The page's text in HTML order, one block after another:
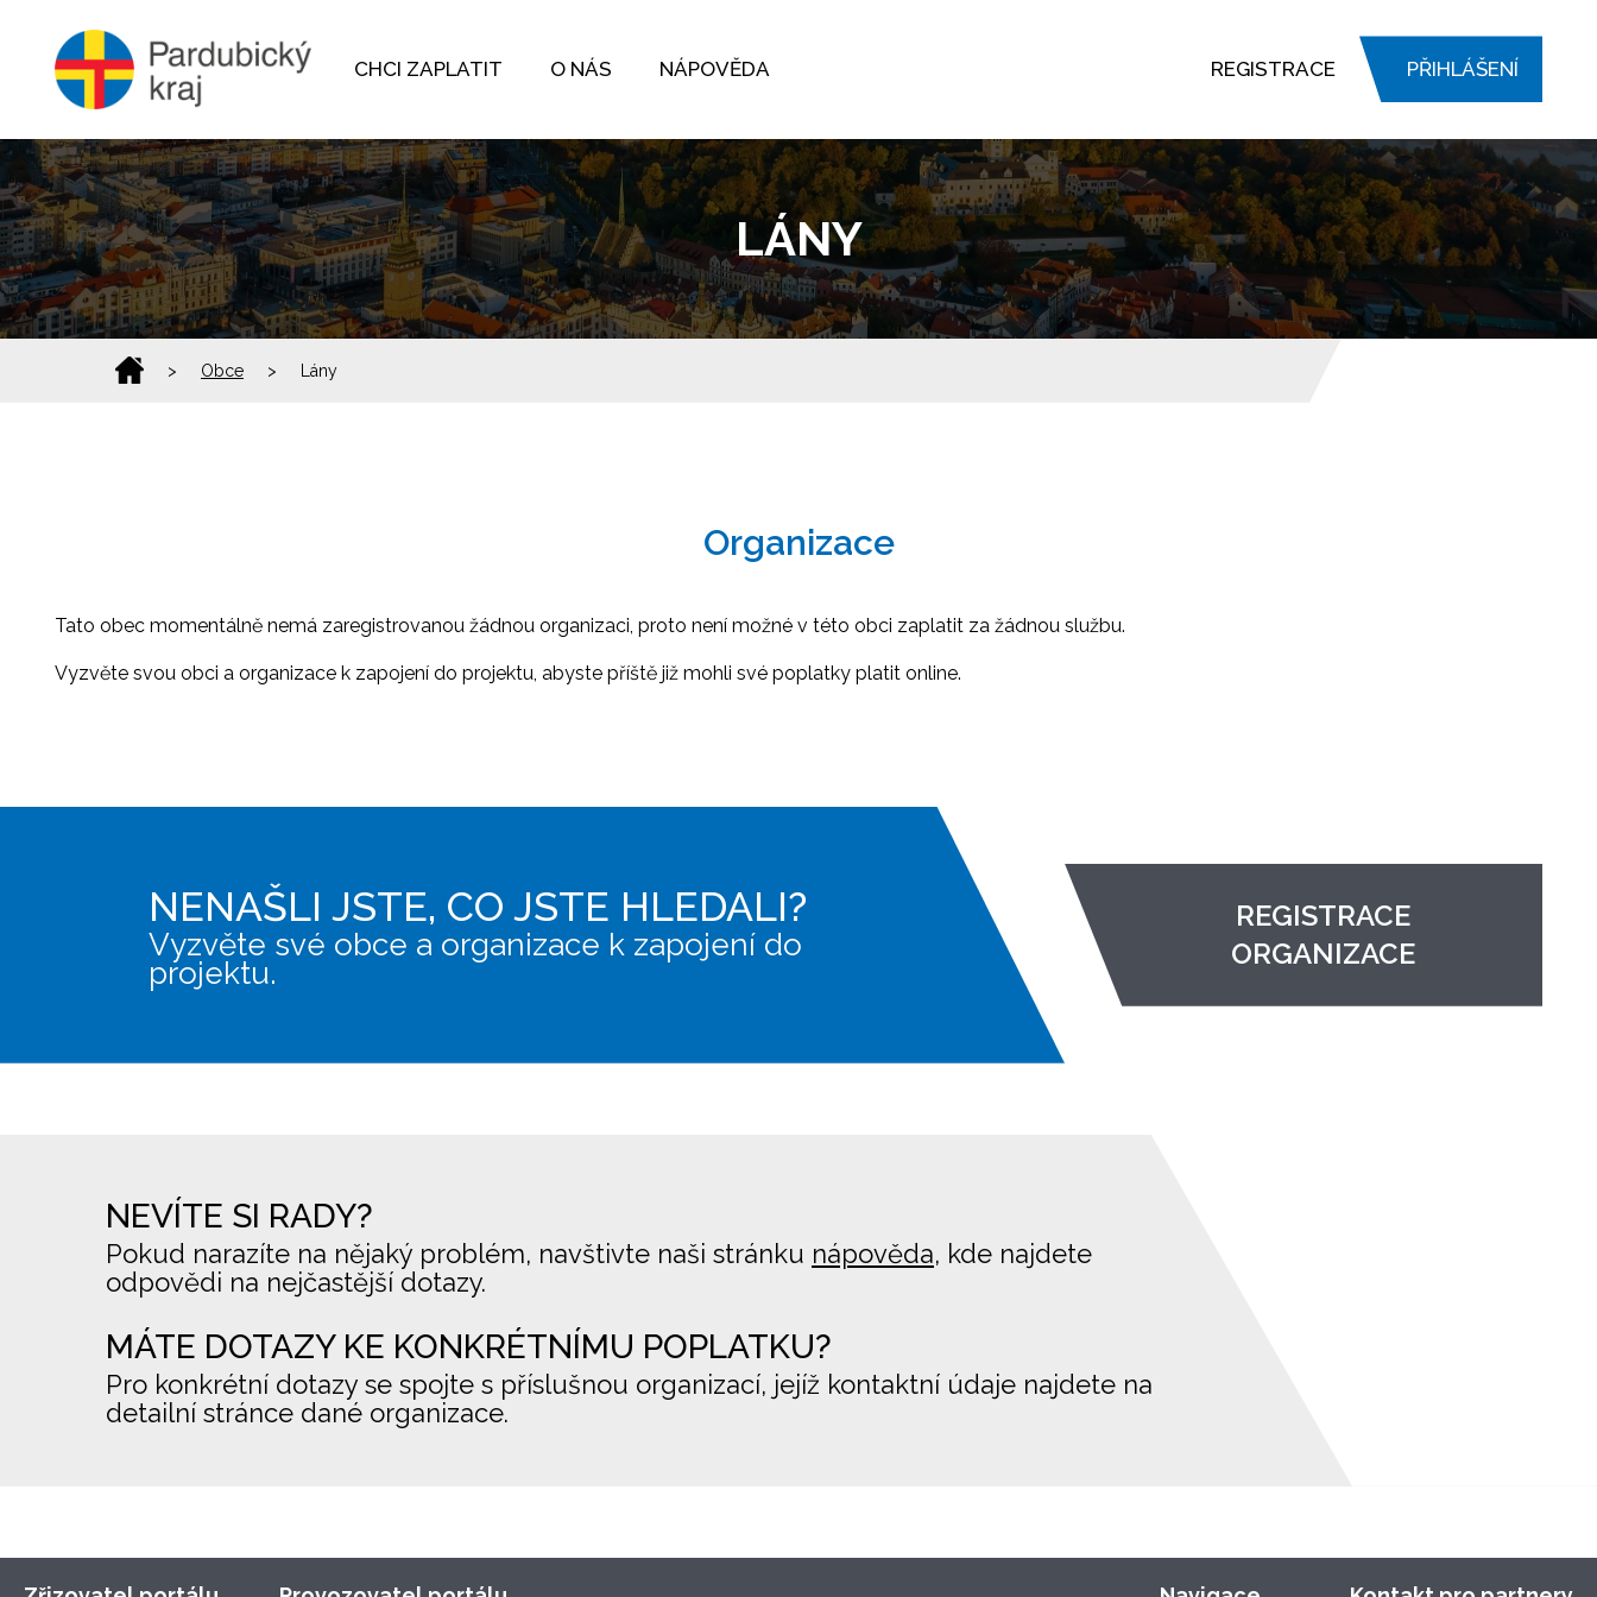
CHCI ZAPLATIT O NÁS NÁPOVĚDA REGISTRACE PŘIHLÁŠENÍ
LÁNY
> Obce > Lány
Organizace
Tato obec momentálně nemá zaregistrovanou žádnou organizaci, proto není možné v této obci zaplatit za žádnou službu.
Vyzvěte svou obci a organizace k zapojení do projektu, abyste příště již mohli své poplatky platit online.
NENAŠLI JSTE, CO JSTE HLEDALI?
Vyzvěte své obce a organizace k zapojení do
projektu.
REGISTRACE
ORGANIZACE
NEVÍTE SI RADY?
Pokud narazíte na nějaký problém, navštivte naši stránku nápověda, kde najdete
odpovědi na nejčastější dotazy.
MÁTE DOTAZY KE KONKRÉTNÍMU POPLATKU?
Pro konkrétní dotazy se spojte s příslušnou organizací, jejíž kontaktní údaje najdete na
detailní stránce dané organizace.